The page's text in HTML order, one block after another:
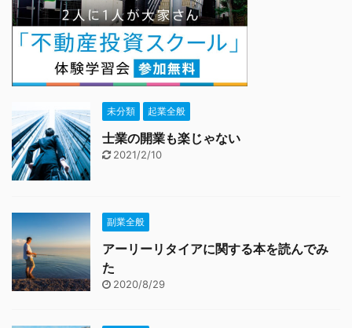
未分類 起業全般
士業の開業も楽じゃない
2021/2/10
副業全般
アーリーリタイアに関する本を読んでみ
た
2020/8/29